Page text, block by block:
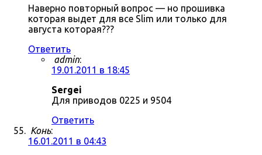
Наверно повторный вопрос — но прошивка
которая выдет для все Slim или только для
августа которая???
Ответить
admin:
19.01.2011 в 18:45
Sergei
Для приводов 0225 и 9504
Ответить
Конь:
16.01.2011 в 04:43